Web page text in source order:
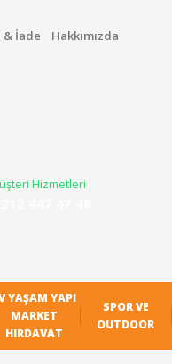
& İade Hakkımızda
Hizmetleri
YAŞAM YAPI
MARKET
HIRDAVAT
SPOR VE
OUTDOOR